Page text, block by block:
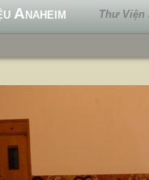
Anaheim Thư Viện